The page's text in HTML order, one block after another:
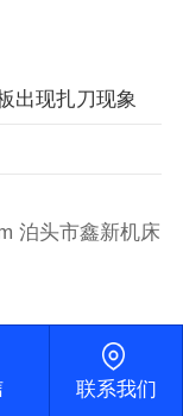
出现扎刀现象
泊头市鑫新机床
联系我们